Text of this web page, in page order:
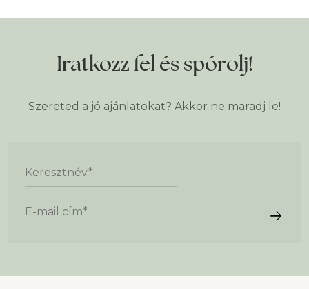
Iratkozz fel és spórolj!
Szereted a jó ajánlatokat? Akkor ne maradj le!
Keresztnév*
E-mail cím*